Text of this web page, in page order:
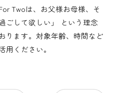
Twoは、お父様お母様、そ
ごして欲しい」 という理念
ります。対象年齢、時間など
ください。